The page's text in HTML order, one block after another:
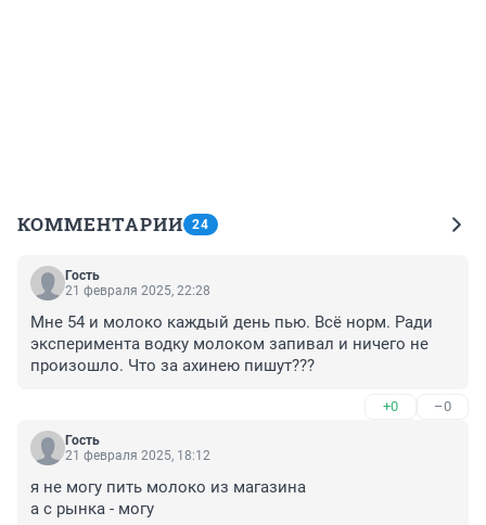
КОММЕНТАРИИ 24
Гость
21 февраля 2025, 22:28
Мне 54 и молоко каждый день пью. Всё норм. Ради
эксперимента водку молоком запивал и ничего не
произошло. Что за ахинею пишут???
+0 –0
Гость
21 февраля 2025, 18:12
я не могу пить молоко из магазина
а с рынка - могу